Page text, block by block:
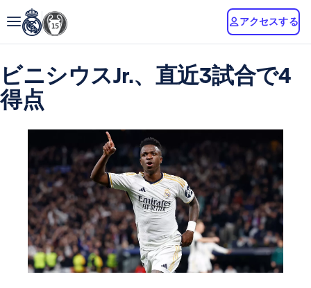
アクセスする
ビニシウスJr.、直近3試合で4
得点